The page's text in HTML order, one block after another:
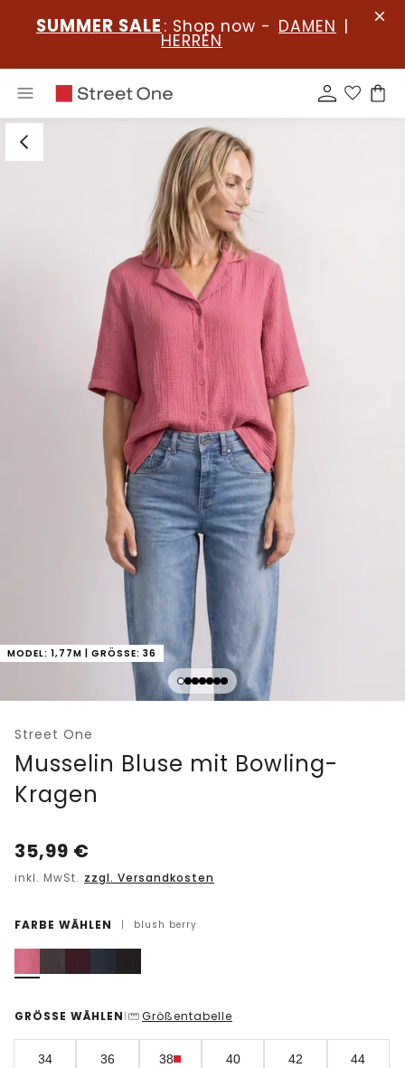
SUMMER SALE : Shop now - DAMEN |
HERREN
MODEL: 1,77M | GRÖSSE: 36
Street One
Musselin Bluse mit Bowling-
Kragen
35,99 €
inkl. MwSt. zzgl. Versandkosten
FARBE WÄHLEN | blush berry
GRÖSSE WÄHLEN | Größentabelle
34 36 38 40 42 44